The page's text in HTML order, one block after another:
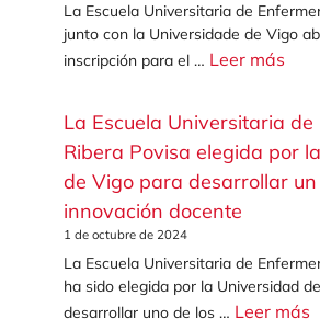
La Escuela Universitaria de
junto con la Universidade de Vigo
inscripción para el … Leer más
La Escuela Universitaria
Ribera Povisa elegida por
de Vigo para desarrollar
innovación docente
1 de octubre de 2024
La Escuela Universitaria de
ha sido elegida por la Universidad
desarrollar uno de los … Leer más